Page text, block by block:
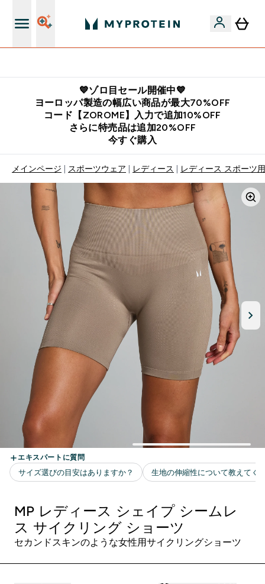
💙ゾロ目セール開催中💙
ヨーロッパ製造の幅広い商品が最大70%OFF
コード【ZOROME】入力で追加10%OFF
さらに特売品は追加20%OFF
今すぐ購入
メインページ スポーツウェア レディース レディース スポーツ
MP レディース シェイプ シームレ
ス サイクリング ショーツ
セカンドスキンのような女性用サイクリングショーツ